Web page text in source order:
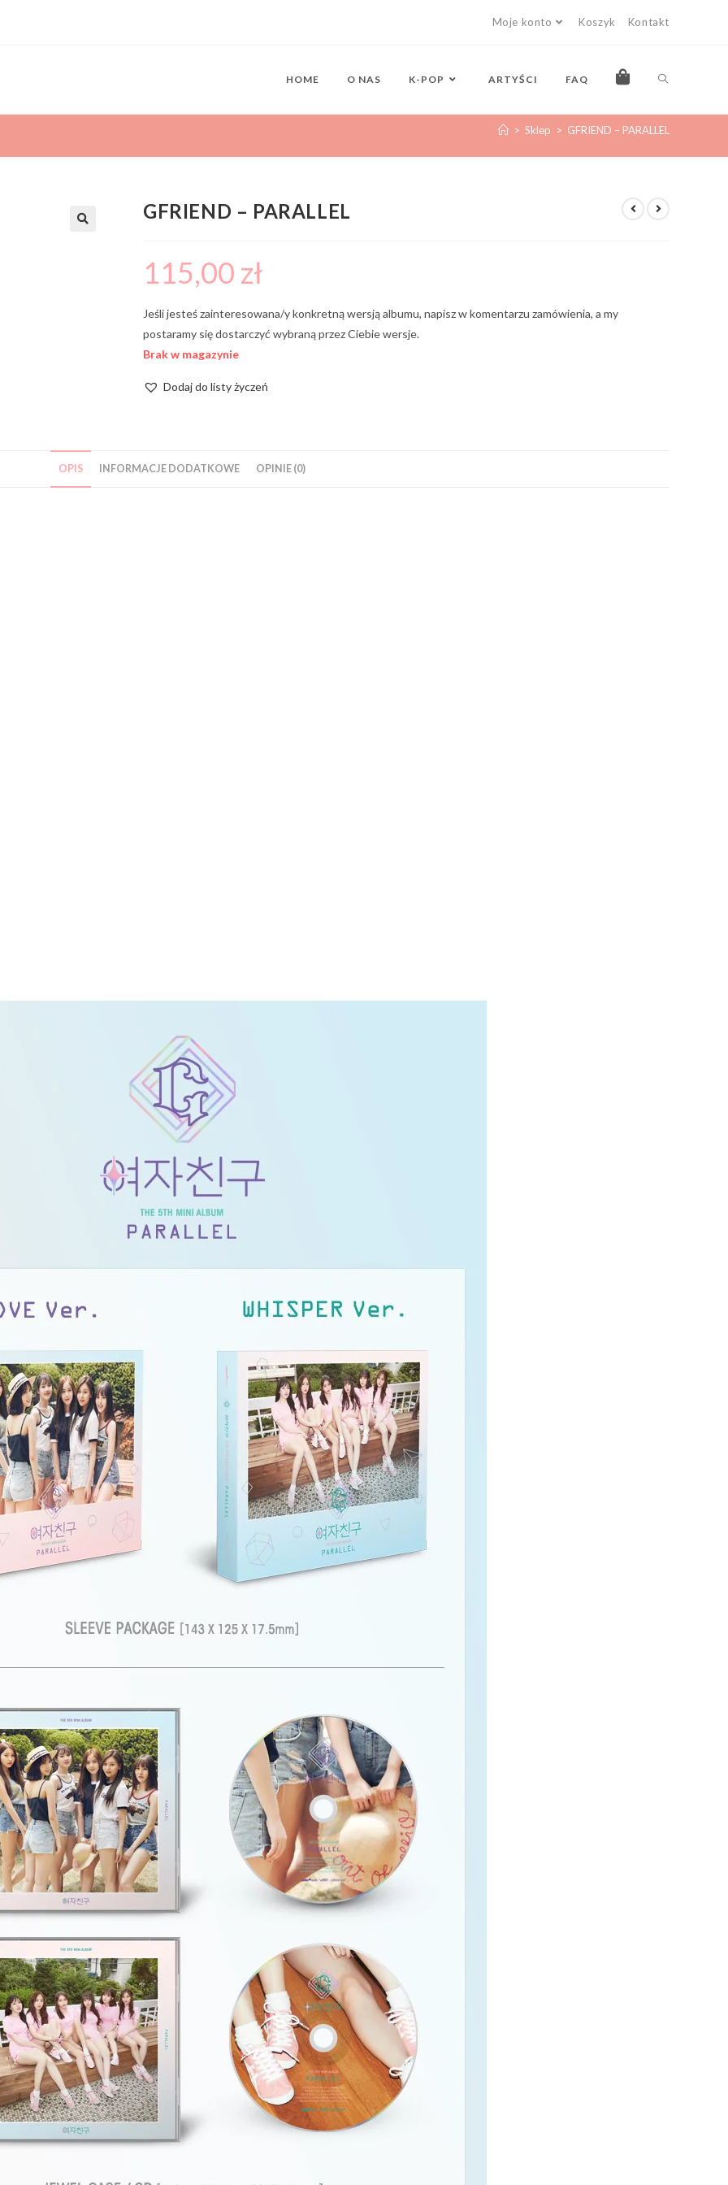
Moje konto Koszyk Kontakt
HOME O NAS K-POP ARTYŚCI FAQ
> Sklep > GFRIEND – PARALLEL
GFRIEND – PARALLEL
115,00 zł
Jeśli jesteś zainteresowana/y konkretną wersją albumu, napisz w komentarzu zamówienia, a my
postaramy się dostarczyć wybraną przez Ciebie wersje.
Brak w magazynie
Dodaj do listy życzeń
OPIS INFORMACJE DODATKOWE OPINIE (0)